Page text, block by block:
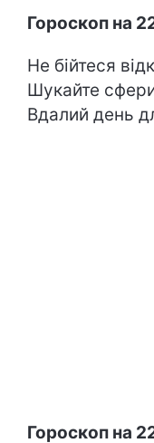
Гороскоп на
Не бійтеся
Шукайте
Вдалий день
Гороскоп на